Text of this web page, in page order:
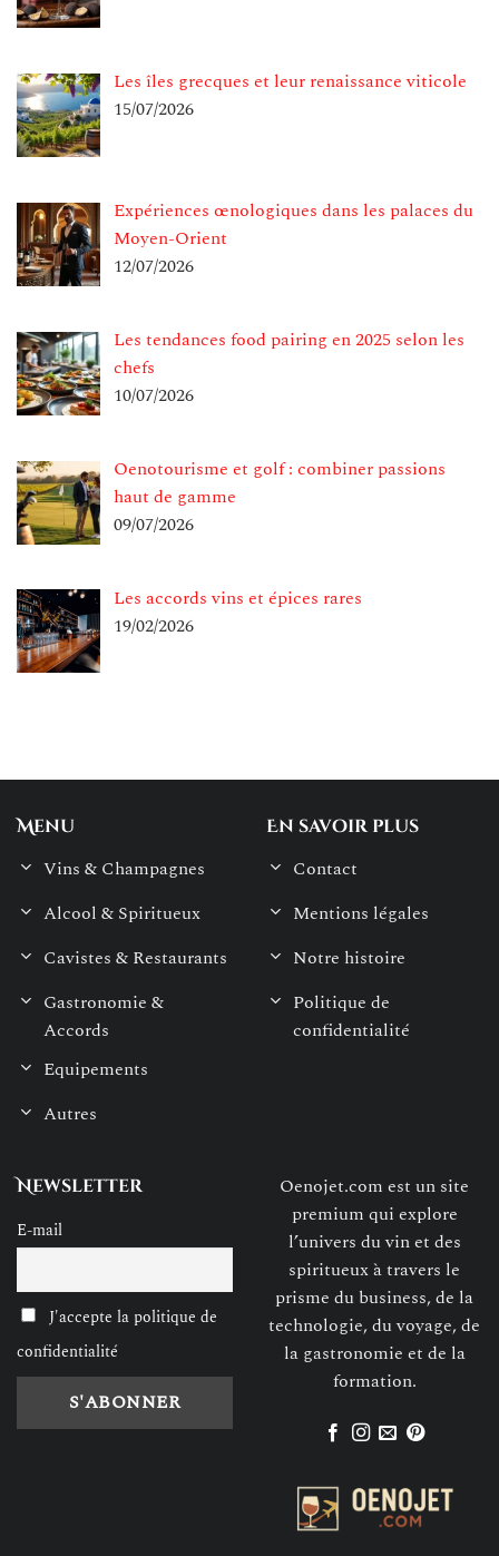
Les îles grecques et leur renaissance viticole
15/07/2026
Expériences œnologiques dans les palaces du
Moyen-Orient
12/07/2026
Les tendances food pairing en 2025 selon les
chefs
10/07/2026
Oenotourisme et golf : combiner passions
haut de gamme
09/07/2026
Les accords vins et épices rares
19/02/2026
Menu
Vins & Champagnes
Alcool & Spiritueux
Cavistes & Restaurants
Gastronomie &
Accords
Equipements
Autres
En savoir plus
Contact
Mentions légales
Notre histoire
Politique de
confidentialité
Newsletter
E-mail
J'accepte la politique de
confidentialité
Oenojet.com est un site
premium qui explore
l’univers du vin et des
spiritueux à travers le
prisme du business, de la
technologie, du voyage, de
la gastronomie et de la
formation.